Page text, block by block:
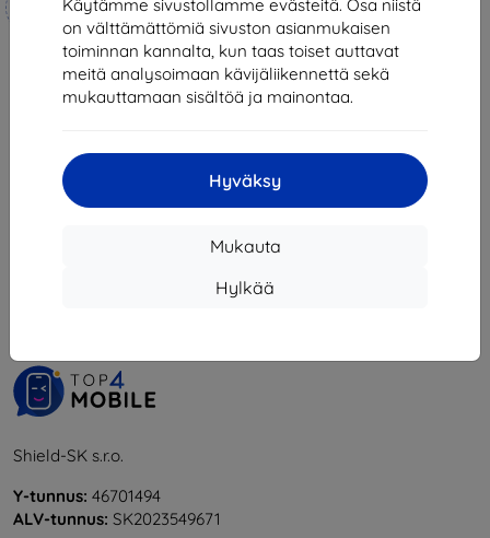
Käytämme sivustollamme evästeitä. Osa niistä
on välttämättömiä sivuston asianmukaisen
toiminnan kannalta, kun taas toiset auttavat
meitä analysoimaan kävijäliikennettä sekä
mukauttamaan sisältöä ja mainontaa.
Hyväksy
Mukauta
Hylkää
valmistettu
21,90 €
19,70 €
8,01 €
Viimeinen kappale varastossa
Shield-SK s.r.o.
Y-tunnus: 46701494
ALV-tunnus: SK2023549671